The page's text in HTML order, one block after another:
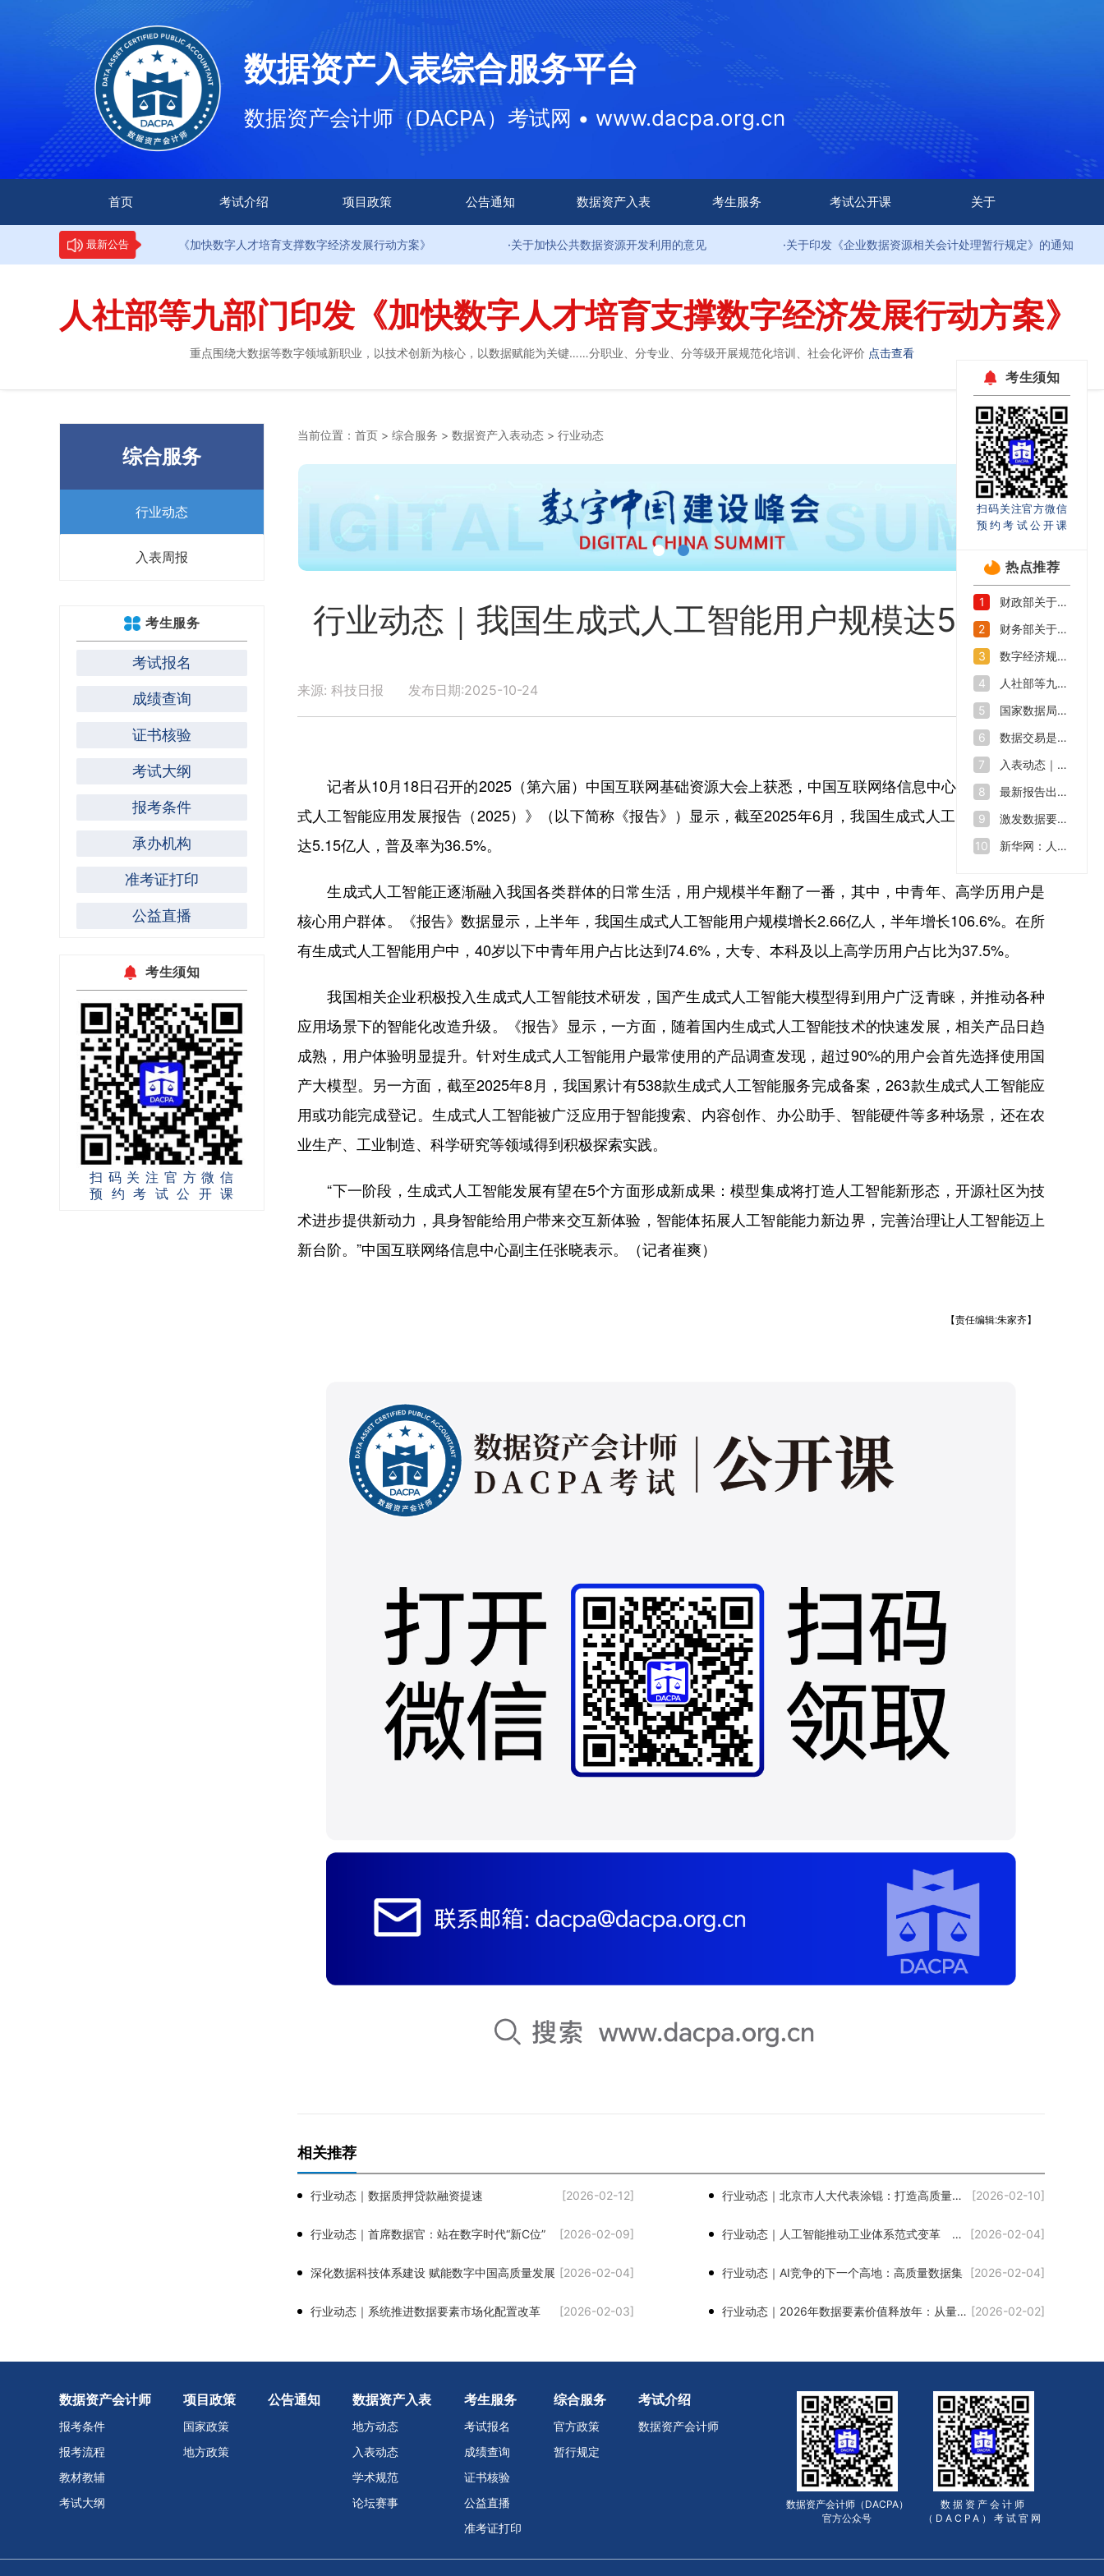
数据资产入表综合服务平台
数据资产会计师（DACPA）考试网 • www.dacpa.org.cn
首页 考试介绍 项目政策 公告通知 数据资产入表 考生服务 考试公开课 关于
最新公告
·9部门印发《加快数字人才培育支撑数字经济发展行动方案》 ·关于加快公共数据资源开发利用的意见 ·关于印发《企业数据资源相关会计处理暂行规定》的通知
人社部等九部门印发《加快数字人才培育支撑数字经济发展行动方案》
重点围绕大数据等数字领域新职业，以技术创新为核心，以数据赋能为关键……分职业、分专业、分等级开展规范化培训、社会化评价 点击查看
考生须知
扫码关注官方微信
预约考试公开课
热点推荐
1
财政部关于印发《企业数据资源相关会计处理暂行规定》的通知
2
财务部关于印发《关于加强数据资产管理的指导意见》的通知
3
数字经济规模持续扩大 如何抓好数字人才培养机遇期
4
人社部等九部门印发《加快数字人才培育支撑数字经济发展行动方案》
5
国家数据局等部门关于促进企业数据资源开发利用的意见
6
数据交易是什么？如何让“沉睡”的数据资源“活”起来
7
入表动态｜数据也能拿来融资 全球数源中心南沙启用
8
最新报告出炉！2023年我国数据生产总量达32.85ZB
9
激发数据要素价值 助力数字中国建设——第七届数字中国建设峰会开幕
10
新华网：人才缺口在2500万至3000万，中国数字人才培育行动方案出炉
综合服务
行业动态
入表周报
考生服务
考试报名
成绩查询
证书核验
考试大纲
报考条件
承办机构
准考证打印
公益直播
考生须知
扫码关注官方微信
预约考试公开课
当前位置： 首页 > 综合服务 > 数据资产入表动态 > 行业动态
行业动态｜我国生成式人工智能用户规模达5.15亿
来源: 科技日报 发布日期:2025-10-24
记者从10月18日召开的2025（第六届）中国互联网基础资源大会上获悉，中国互联网络信息中心发布的《生成
式人工智能应用发展报告（2025）》（以下简称《报告》）显示，截至2025年6月，我国生成式人工智能用户规模
达5.15亿人，普及率为36.5%。
生成式人工智能正逐渐融入我国各类群体的日常生活，用户规模半年翻了一番，其中，中青年、高学历用户是
核心用户群体。《报告》数据显示，上半年，我国生成式人工智能用户规模增长2.66亿人，半年增长106.6%。在所
有生成式人工智能用户中，40岁以下中青年用户占比达到74.6%，大专、本科及以上高学历用户占比为37.5%。
我国相关企业积极投入生成式人工智能技术研发，国产生成式人工智能大模型得到用户广泛青睐，并推动各种
应用场景下的智能化改造升级。《报告》显示，一方面，随着国内生成式人工智能技术的快速发展，相关产品日趋
成熟，用户体验明显提升。针对生成式人工智能用户最常使用的产品调查发现，超过90%的用户会首先选择使用国
产大模型。另一方面，截至2025年8月，我国累计有538款生成式人工智能服务完成备案，263款生成式人工智能应
用或功能完成登记。生成式人工智能被广泛应用于智能搜索、内容创作、办公助手、智能硬件等多种场景，还在农
业生产、工业制造、科学研究等领域得到积极探索实践。
“下一阶段，生成式人工智能发展有望在5个方面形成新成果：模型集成将打造人工智能新形态，开源社区为技
术进步提供新动力，具身智能给用户带来交互新体验，智能体拓展人工智能能力新边界，完善治理让人工智能迈上
新台阶。”中国互联网络信息中心副主任张晓表示。（记者崔爽）
【责任编辑:朱家齐】
相关推荐
行业动态｜数据质押贷款融资提速 [2026-02-12] 行业动态｜北京市人大代表涂锟：打造高质量数据是更好发展AI的前提 [2026-02-10]
行业动态｜首席数据官：站在数字时代“新C位” [2026-02-09] 行业动态｜人工智能推动工业体系范式变革 加快形成新质生产力 [2026-02-04]
深化数据科技体系建设 赋能数字中国高质量发展 [2026-02-04] 行业动态｜AI竞争的下一个高地：高质量数据集 [2026-02-04]
行业动态｜系统推进数据要素市场化配置改革 [2026-02-03] 行业动态｜2026年数据要素价值释放年：从量变到质变，千亿级蓝海初现雏形 [2026-02-02]
数据资产会计师
报考条件
报考流程
教材教辅
考试大纲
项目政策
国家政策
地方政策
公告通知 数据资产入表
地方动态
入表动态
学术规范
论坛赛事
考生服务
考试报名
成绩查询
证书核验
公益直播
准考证打印
综合服务
官方政策
暂行规定
考试介绍
数据资产会计师
数据资产会计师（DACPA）
官方公众号
数据资产会计师
（DACPA）考试官网